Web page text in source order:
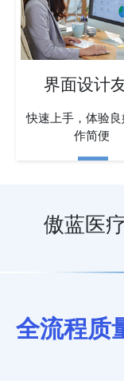
界面设计
快速上手，体验
作简便
傲蓝医
全流程质